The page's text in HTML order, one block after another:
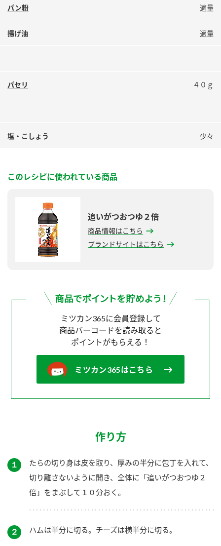
パン粉 適量
揚げ油 適量
パセリ ４０ｇ
塩・こしょう 少々
このレシピに使われている商品
追いがつおつゆ２倍
商品情報はこちら
ブランドサイトはこちら
ミツカン365に会員登録して
商品バーコードを読み取ると
ポイントがもらえる！
ミツカン365はこちら
作り方
１
たらの切り身は皮を取り、厚みの半分に包丁を入れて、
切り離さないように開き、全体に「追いがつおつゆ２
倍」をまぶして１０分おく。
２ ハムは半分に切る。チーズは横半分に切る。